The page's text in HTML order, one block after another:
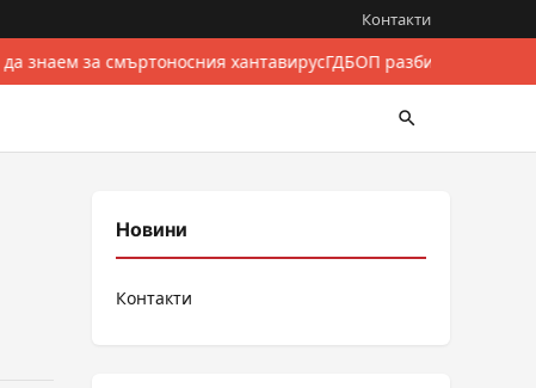
Контакти
знаем за смъртоносния хантавирусГДБОП разби
Новини
Контакти